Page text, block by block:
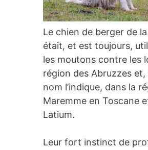
Le chien de berger de
était, et est toujours,
les moutons contre les
région des Abruzzes
nom l’indique, dans la
Maremme en Toscane
Latium.
Leur fort instinct de